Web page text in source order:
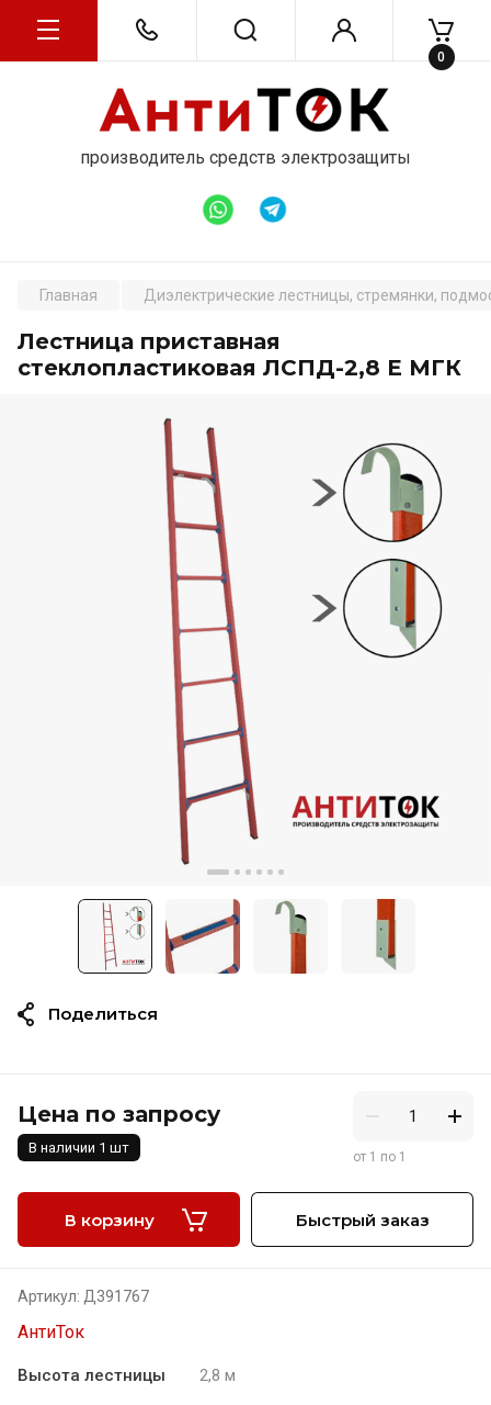
производитель средств электрозащиты
0
Цена по запросу
Лестница приставная стеклопластиковая ЛСПД-2,8
АнтиТок
Главная Диэлектрические лестницы, стремянки,
Лестница приставная
стеклопластиковая ЛСПД-2,8 Е МГК
Цена по запросу
В наличии 1 шт
от 1 по 1
В корзину Быстрый заказ
Артикул: Д391767
АнтиТок
Высота лестницы 2,8 м
Поделиться